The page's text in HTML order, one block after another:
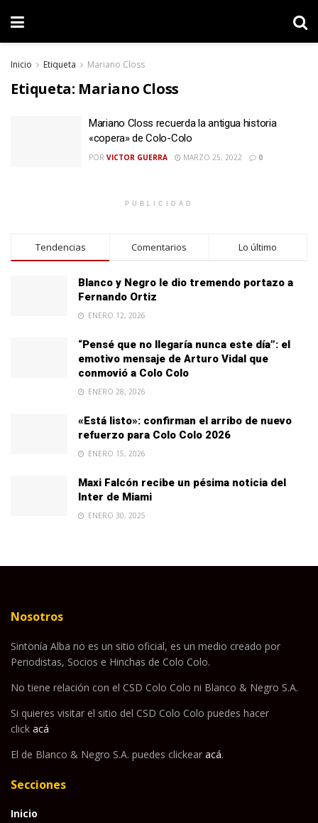
Inicio Etiqueta Mariano Closs
Etiqueta: Mariano Closs
Mariano Closs recuerda la antigua historia
«copera» de Colo-Colo
POR VICTOR GUERRA MARZO 25, 2022 0
PUBLICIDAD
Tendencias Comentarios Lo último
Blanco y Negro le dio tremendo portazo a
Fernando Ortiz
ENERO 12, 2026
“Pensé que no llegaría nunca este día”: el
emotivo mensaje de Arturo Vidal que
conmovió a Colo Colo
ENERO 28, 2026
«Está listo»: confirman el arribo de nuevo
refuerzo para Colo Colo 2026
ENERO 15, 2026
Maxi Falcón recibe un pésima noticia del
Inter de Miami
ENERO 30, 2025
Nosotros
Sintonía Alba no es un sitio oficial, es un medio creado por
Periodistas, Socios e Hinchas de Colo Colo.
No tiene relación con el CSD Colo Colo ni Blanco & Negro S.A.
Si quieres visitar el sitio del CSD Colo Colo puedes hacer
click acá
El de Blanco & Negro S.A. puedes clickear acá.
Secciones
Inicio